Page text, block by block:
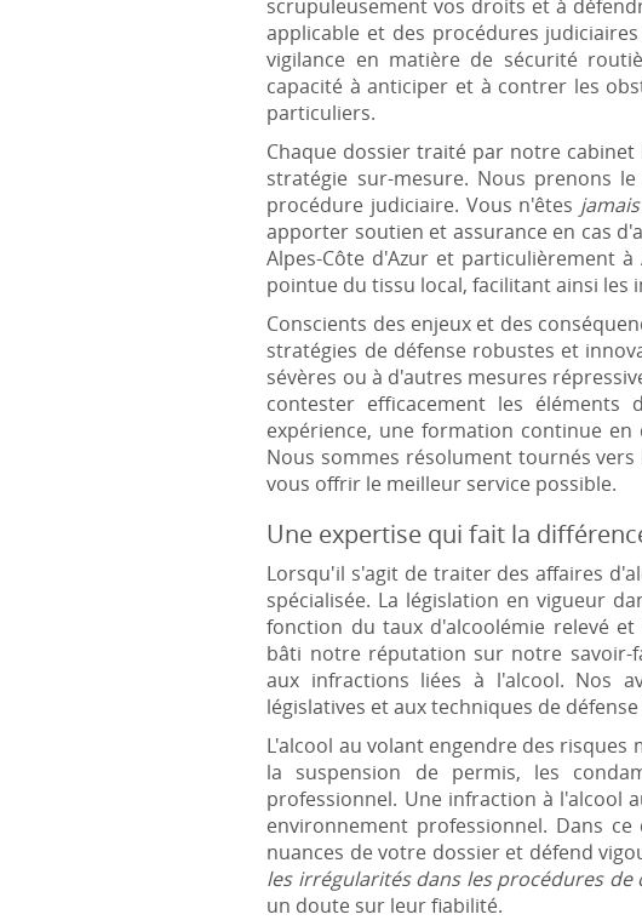
scrupuleusement vos droits et à
applicable et des procédures
vigilance en matière de sécurité
capacité à anticiper et à contrer les
particuliers.
Chaque dossier traité par notre
stratégie sur-mesure. Nous prenons
procédure judiciaire. Vous n'êtes
apporter soutien et assurance en cas
Alpes-Côte d'Azur et particulièrement
pointue du tissu local, facilitant ainsi
Conscients des enjeux et des
stratégies de défense robustes et
sévères ou à d'autres mesures
contester efficacement les éléments
expérience, une formation continue
Nous sommes résolument tournés
vous offrir le meilleur service possible.
Une expertise qui fait la
Lorsqu'il s'agit de traiter des affaires
spécialisée. La législation en vigueur
fonction du taux d'alcoolémie relevé et
bâti notre réputation sur notre savoir-
aux infractions liées à l'alcool. Nos
législatives et aux techniques de
L'alcool au volant engendre des
la suspension de permis, les
professionnel. Une infraction à l'alcool
environnement professionnel. Dans
nuances de votre dossier et défend
les irrégularités dans les procédures de
un doute sur leur fiabilité.